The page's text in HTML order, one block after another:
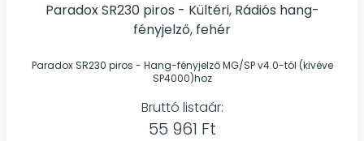
Paradox SR230 piros - Kültéri, Rádiós hang-
fényjelző, fehér
Paradox SR230 piros - Hang-fényjelző MG/SP v4.0-tól (kivéve
SP4000)hoz
Bruttó listaár:
55 961 Ft